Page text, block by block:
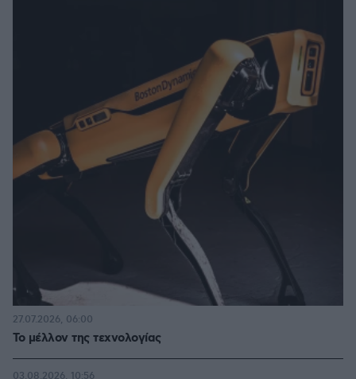
Το μέλλον της τεχνολογίας
27.07.2026, 06:00
03.08.2026, 10:56